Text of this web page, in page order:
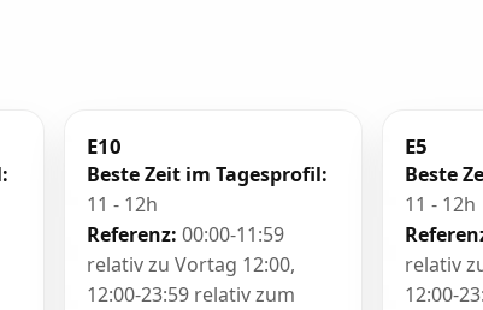
E10
Beste Zeit im Tagesprofil:
11 - 12h
Referenz: 00:00-11:59
relativ zu Vortag 12:00,
12:00-23:59 relativ zum
E5
Beste
11 - 12h
relativ
12:00-